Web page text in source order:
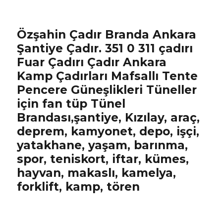
Özşahin Çadır Branda Ankara
Şantiye Çadır. 351 0 311 çadırı
Fuar Çadırı Çadır Ankara
Kamp Çadırları Mafsallı Tente
Pencere Güneşlikleri Tüneller
için fan tüp Tünel
Brandası,şantiye, Kızılay, araç,
deprem, kamyonet, depo, işçi,
yatakhane, yaşam, barınma,
spor, teniskort, iftar, kümes,
hayvan, makaslı, kamelya,
forklift, kamp, tören